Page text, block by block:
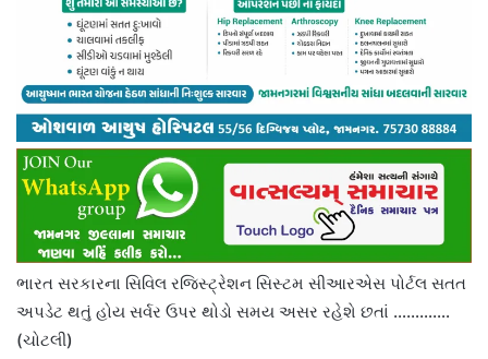
ભારત સરકારના સિવિલ રજિસ્ટ્રેશન સિસ્ટમ સીઆરએસ પોર્ટલ સતત
અપડેટ થતું હોય સર્વર ઉપર થોડો સમય અસર રહેશે છતાં ………….
(ચોટલી)